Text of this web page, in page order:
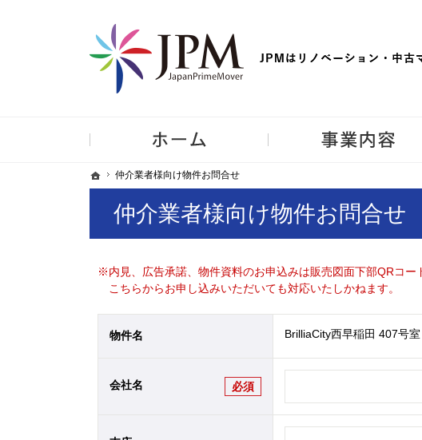
ホーム
仲介業者様向け物件お問合せ
仲介業者様向け物件お問合せ
※内見、広告承諾、物件資料のお申込みは販売図面下部QRコー
こちらからお申し込みいただいても対応いたしかねます。
物件名 BrilliaCity西早稲田 407号室
会社名 必須
ホーム
仲介業者様向け物件お問合せ